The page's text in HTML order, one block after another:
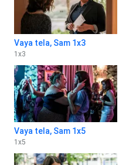
Vaya tela, Sam 1x3
1 x3
Vaya tela, Sam 1x5
1 x5